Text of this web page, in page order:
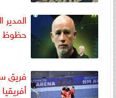
حظوظ
فريق